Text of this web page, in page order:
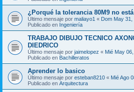
¿Porqué la tolerancia 80M9 no
Último mensaje por maliayo1 « Dom May 31,
Publicado en Ingeniería
TRABAJO DIBUJO TECNICO
DIEDRICO
Último mensaje por jaimelopez « Mié May
Publicado en Bachilleratos
Aprender lo basico
Último mensaje por esteban8210 « Mié Ago
Publicado en Arquitectura